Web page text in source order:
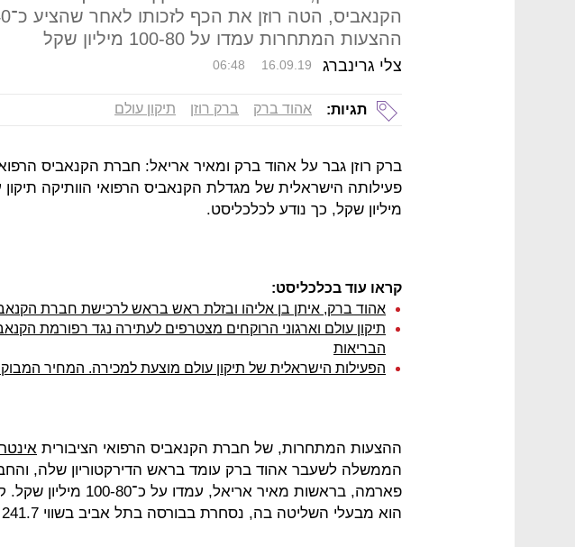
ההצעות המתחרות עמדו על 100-80 מיליון שקל
צלי גרינברג 06:48 16.09.19
תגיות: אהוד ברק ברק רוזן תיקון עולם
ברק רוזן גבר על אהוד ברק ומאיר אריאל: חברת הקנאביס
מיליון שקל, כך נודע לכלכליסט.
קראו עוד בכלכליסט:
אהוד ברק, איתן בן אליהו ובזלת ראש בראש לרכישת חברת
תיקון עולם וארגוני הרוקחים מצטרפים לעתירה נגד רפורמת
הבריאות
הפעילות הישראלית של תיקון עולם מוצעת למכירה. המחיר המבוקש: 100 מיליון
ההצעות המתחרות, של חברת הקנאביס הרפואי הציבורית
הממשלה לשעבר אהוד ברק עומד בראש הדירקטוריון שלה,
פארמה, בראשות מאיר אריאל,
הוא מבעלי השליטה בה, נסחרת בבורסה בתל אביב בשווי 241.7 מיליון שקל.